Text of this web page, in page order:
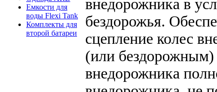
Емкости для
воды Flexi Tank
Комплекты для
второй батареи
внедорожника в
бездорожья.
сцепление колес
(или
внедорожника